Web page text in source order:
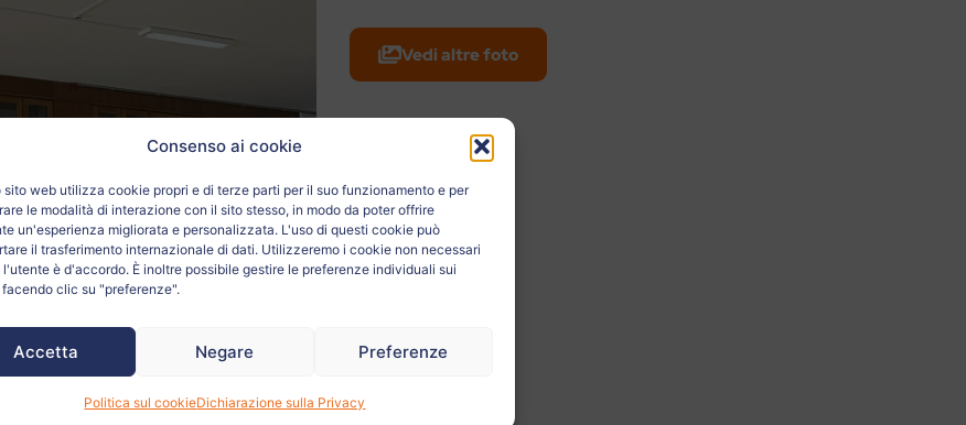
Consenso ai cookie
sito web utilizza cookie propri e di terze parti per il suo funzionamento e per
le modalità di interazione con il sito stesso, in modo da poter offrire
un'esperienza migliorata e personalizzata. L'uso di questi cookie può
il trasferimento internazionale di dati. Utilizzeremo i cookie non necessari
l'utente è d'accordo. È inoltre possibile gestire le preferenze individuali sui
clic su "preferenze".
Accetta Negare Preferenze
Politica sul cookieDichiarazione sulla Privacy
Vedi altre foto